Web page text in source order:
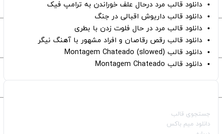
دانلود قالب مرد درحال علف خوراندن به ترامپ فیک
دانلود قالب داریوش اقبالی در جنگ
دانلود قالب مرد در حال فلوت زدن با بطری
دانلود قالب رقص رقاصان و افراد مشهور با آهنگ نیگر
دانلود قالب Montagem Chateado (slowed)
دانلود قالب Montagem Chateado
جستجوی قالب
دانلود میم باکس